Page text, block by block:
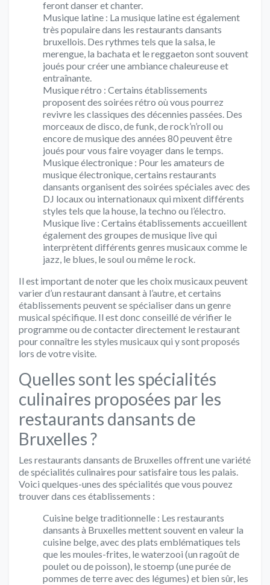
feront danser et chanter.
Musique latine : La musique latine est également
très populaire dans les restaurants dansants
bruxellois. Des rythmes tels que la salsa, le
merengue, la bachata et le reggaeton sont souvent
joués pour créer une ambiance chaleureuse et
entraînante.
Musique rétro : Certains établissements
proposent des soirées rétro où vous pourrez
revivre les classiques des décennies passées. Des
morceaux de disco, de funk, de rock’n’roll ou
encore de musique des années 80 peuvent être
joués pour vous faire voyager dans le temps.
Musique électronique : Pour les amateurs de
musique électronique, certains restaurants
dansants organisent des soirées spéciales avec des
DJ locaux ou internationaux qui mixent différents
styles tels que la house, la techno ou l’électro.
Musique live : Certains établissements accueillent
également des groupes de musique live qui
interprètent différents genres musicaux comme le
jazz, le blues, le soul ou même le rock.
Il est important de noter que les choix musicaux peuvent
varier d’un restaurant dansant à l’autre, et certains
établissements peuvent se spécialiser dans un genre
musical spécifique. Il est donc conseillé de vérifier le
programme ou de contacter directement le restaurant
pour connaître les styles musicaux qui y sont proposés
lors de votre visite.
Quelles sont les spécialités
culinaires proposées par les
restaurants dansants de
Bruxelles ?
Les restaurants dansants de Bruxelles offrent une variété
de spécialités culinaires pour satisfaire tous les palais.
Voici quelques-unes des spécialités que vous pouvez
trouver dans ces établissements :
Cuisine belge traditionnelle : Les restaurants
dansants à Bruxelles mettent souvent en valeur la
cuisine belge, avec des plats emblématiques tels
que les moules-frites, le waterzooi (un ragoût de
poulet ou de poisson), le stoemp (une purée de
pommes de terre avec des légumes) et bien sûr, les